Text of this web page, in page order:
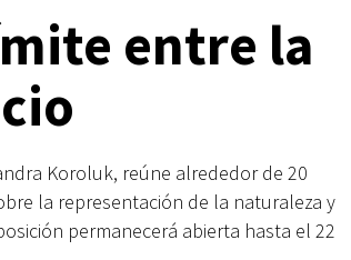
entre la
Koroluk, reúne alrededor de 20
la representación de la naturaleza y
permanecerá abierta hasta el 22